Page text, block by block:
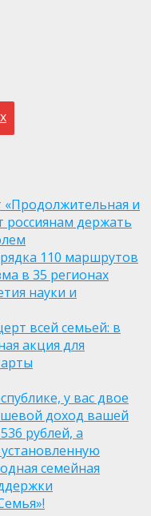
и
россиянам держать
110 маршрутов
в 35 регионах
науки и
всей семьей: в
акция для
у вас двое
доход вашей
рублей, а
семейная